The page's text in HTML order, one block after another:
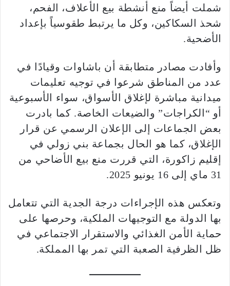
شملت أيضاً منع أنشطة بيع الأعلاف، الفحم،
شحذ السكاكين، وكل ما يرتبط طقوسياً بإعداد
الأضحية.
وأفادت مصادر متطابقة أن باشاوات وقيادًا في
عدد من المناطق شرعوا في توجيه تعليمات
ميدانية مباشرة لإغلاق الأسواق، سواء الأسبوعية
أو “الكراجات” والضيعات الخاصة. كما بادرت
بعض الجماعات إلى الإعلان الرسمي عن قرار
الإغلاق، كما هو الحال بجماعة بني زولي في
إقليم زاكورة، التي قررت منع بيع الأضاحي من
31 ماي إلى 16 يونيو 2025.
وتعكس هذه الإجراءات درجة الجدية التي تتعامل
بها الدولة مع التوجيهات الملكية، وحرصها على
حماية الأمن الغذائي والاستقرار الاجتماعي في
ظل الظرفية الصعبة التي تمر بها المملكة.